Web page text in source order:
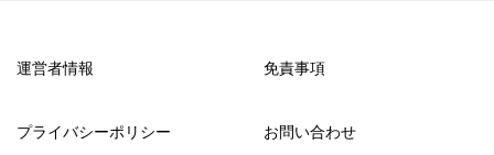
運営者情報 免責事項
プライバシーポリシー お問い合わせ